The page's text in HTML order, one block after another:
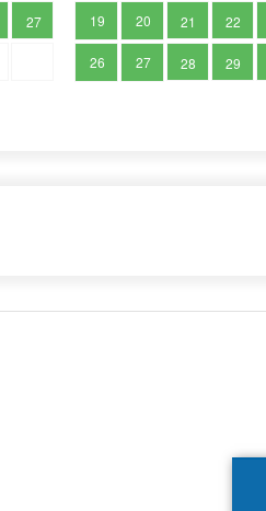
27 19 20 21 22
26 27 28 29